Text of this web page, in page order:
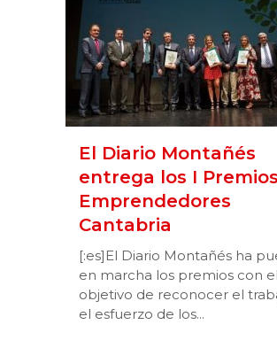
El Diario Montañés
entrega los I Premios
Emprendedores
Cantabria
[:es]El Diario Montañés ha
en marcha los premios con el
objetivo de reconocer el
el esfuerzo de los...